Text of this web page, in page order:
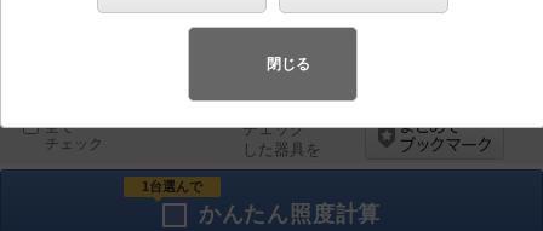
ダウンロード
全て
チェック
チェック
した器具を
1台選んで
かんたん 照度計算
閉じる